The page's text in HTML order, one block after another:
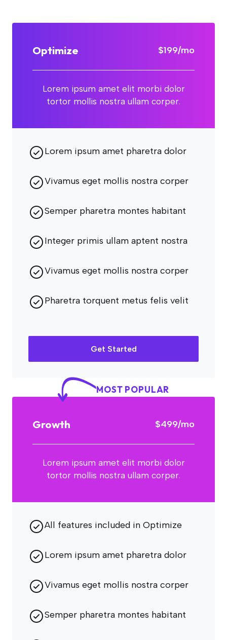
Optimize $199/mo
Lorem ipsum amet elit morbi dolor
tortor mollis nostra ullam corper.
Lorem ipsum amet pharetra dolor
Vivamus eget mollis nostra corper
Semper pharetra montes habitant
Integer primis ullam aptent nostra
Vivamus eget mollis nostra corper
Pharetra torquent metus felis velit
Get Started
MOST POPULAR
Growth $499/mo
Lorem ipsum amet elit morbi dolor
tortor mollis nostra ullam corper.
All features included in Optimize
Lorem ipsum amet pharetra dolor
Vivamus eget mollis nostra corper
Semper pharetra montes habitant